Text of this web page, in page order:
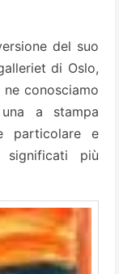
del suo
di Oslo,
conosciamo
a stampa
particolare e
più